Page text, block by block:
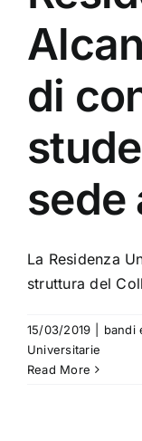
di
sede
La Residenza
struttura del
15/03/2019 bandi
Universitarie
Read More